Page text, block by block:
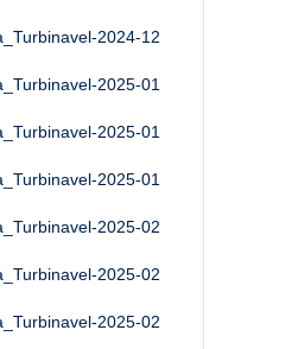
2024-12
2025-01
2025-01
2025-01
2025-02
2025-02
2025-02